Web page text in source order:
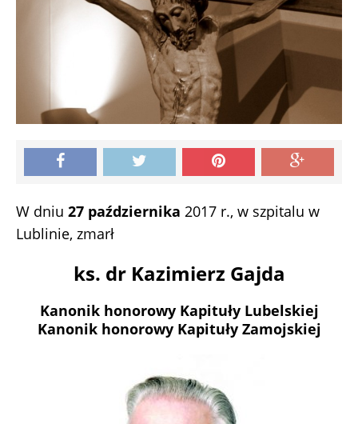
W dniu 27 października 2017 r., w szpitalu w
Lublinie, zmarł
ks. dr Kazimierz Gajda
Kanonik honorowy Kapituły Lubelskiej
Kanonik honorowy Kapituły Zamojskiej